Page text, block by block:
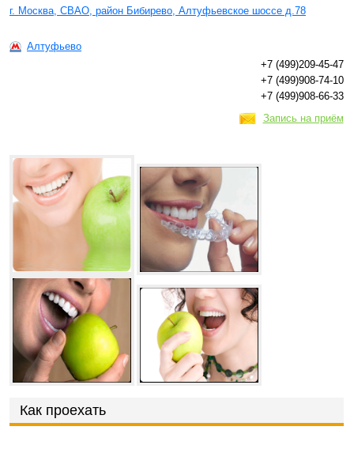
г. Москва, СВАО, район Бибирево, Алтуфьевское шоссе д.78
Алтуфьево
+7 (499)209-45-47
+7 (499)908-74-10
+7 (499)908-66-33
Запись на приём
Как проехать